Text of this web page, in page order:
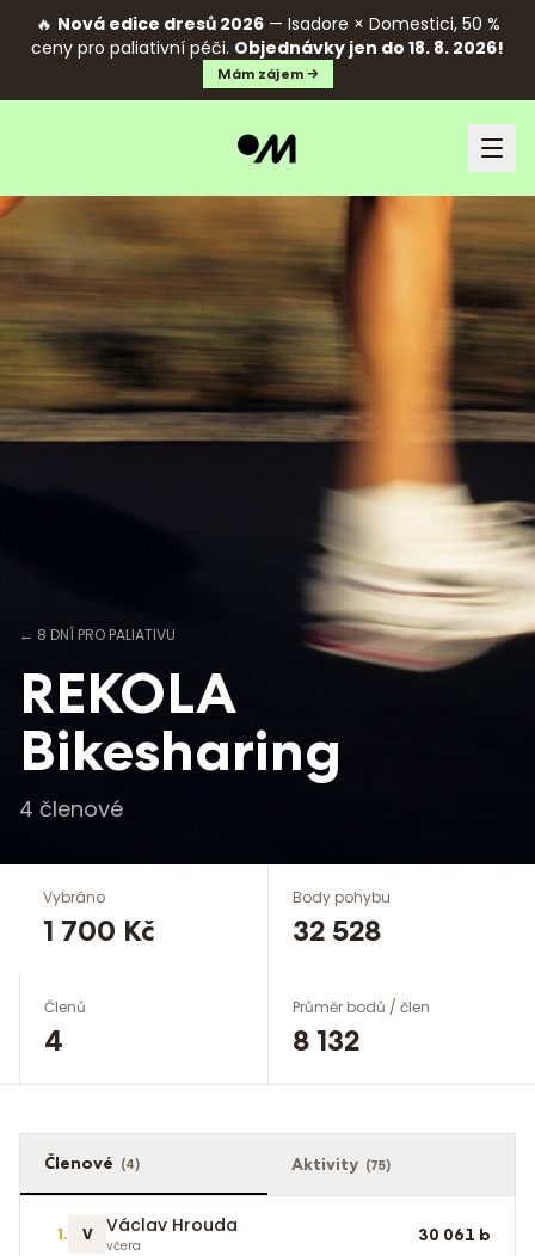
🔥 Nová edice dresů 2026— Isadore × Domestici, 50 %
ceny pro paliativní péči. Objednávky jen do 18. 8. 2026!
Mám zájem →
← 8 DNÍ PRO PALIATIVU
REKOLA
Bikesharing
4 členové
Vybráno
1 700 Kč
Body pohybu
32 528
Členů
4
Průměr bodů / člen
8 132
Členové (4) Aktivity (75)
1. V Václav Hrouda
včera
30 061 b